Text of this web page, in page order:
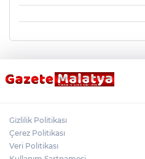
Gizlilik Politikası
Çerez Politikası
Veri Politikası